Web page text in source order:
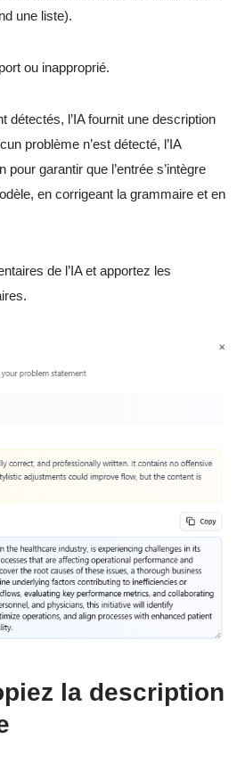
une liste).
ou inapproprié.
détectés, l’IA fournit une description
problème n’est détecté, l’IA
garantir que l’entrée s’intègre
en corrigeant la grammaire et en
de l’IA et apportez les
la description